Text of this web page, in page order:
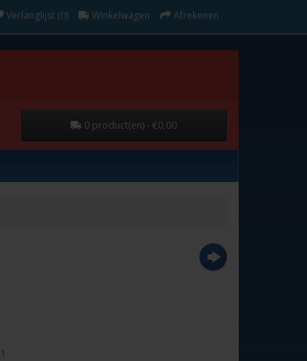
Verlanglijst (0) Winkelwagen Afrekenen
0 product(en) - €0,00